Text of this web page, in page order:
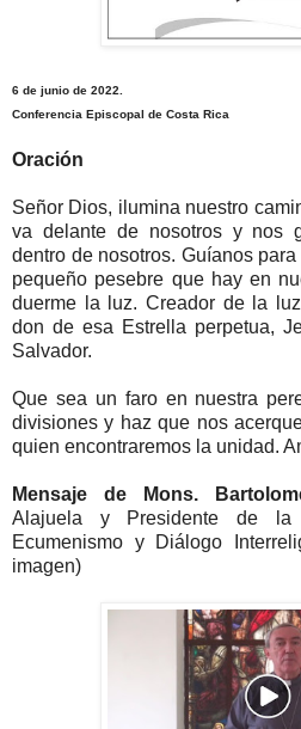
6 de junio de 2022.
Conferencia Episcopal de Costa Rica
Oración
Señor Dios, ilumina nuestro
va delante de nosotros y nos
dentro de nosotros. Guíanos
pequeño pesebre que hay en
duerme la luz. Creador de la
don de esa Estrella perpetua,
Salvador.
Que sea un faro en nuestra
divisiones y haz que nos
quien encontraremos la unidad.
Mensaje de Mons.
Alajuela y Presidente de la
Ecumenismo y Diálogo
imagen)